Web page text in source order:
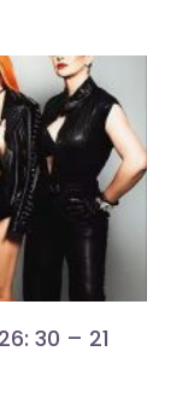
30 – 21